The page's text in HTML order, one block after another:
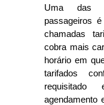
Uma das
passageiros
chamadas
cobra mais
horário em
tarifados
agendamento